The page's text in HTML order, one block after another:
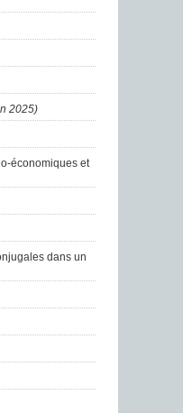
2025)
économiques et
dans un